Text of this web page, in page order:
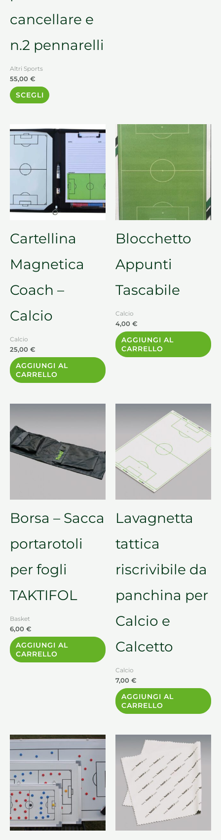
cancellare e
n.2 pennarelli
Altri Sports
55,00 €
SCEGLI
Cartellina
Magnetica
Coach –
Calcio
Calcio
25,00 €
AGGIUNGI AL
CARRELLO
Blocchetto
Appunti
Tascabile
Calcio
4,00 €
AGGIUNGI AL
CARRELLO
Borsa – Sacca
portarotoli
per fogli
TAKTIFOL
Basket
6,00 €
AGGIUNGI AL
CARRELLO
Lavagnetta
tattica
riscrivibile da
panchina per
Calcio e
Calcetto
Calcio
7,00 €
AGGIUNGI AL
CARRELLO